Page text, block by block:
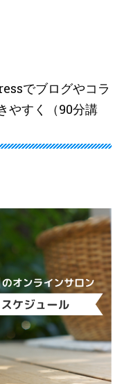
でブログやコラ
やすく（90分講